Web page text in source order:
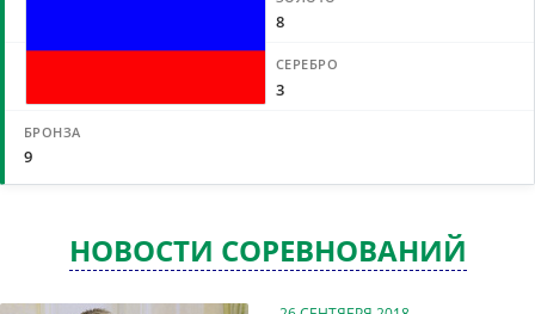
8
3
9
НОВОСТИ СОРЕВНОВАНИЙ